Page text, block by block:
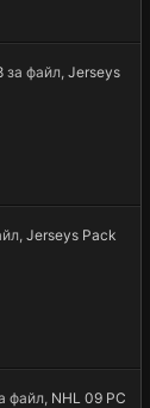
за файл, Jerseys
Jerseys Pack
файл, NHL 09 PC